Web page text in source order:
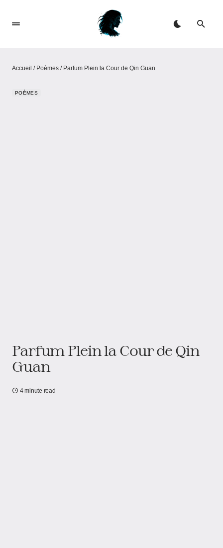
Accueil / Poèmes / Parfum Plein la Cour de Qin Guan
POÈMES
Parfum Plein la Cour de Qin
Guan
4 minute read